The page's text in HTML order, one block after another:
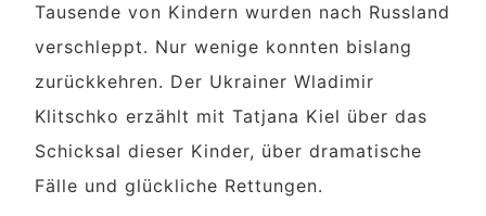
Tausende von Kindern wurden nach Russland
verschleppt. Nur wenige konnten bislang
zurückkehren. Der Ukrainer Wladimir
Klitschko erzählt mit Tatjana Kiel über das
Schicksal dieser Kinder, über dramatische
Fälle und glückliche Rettungen.